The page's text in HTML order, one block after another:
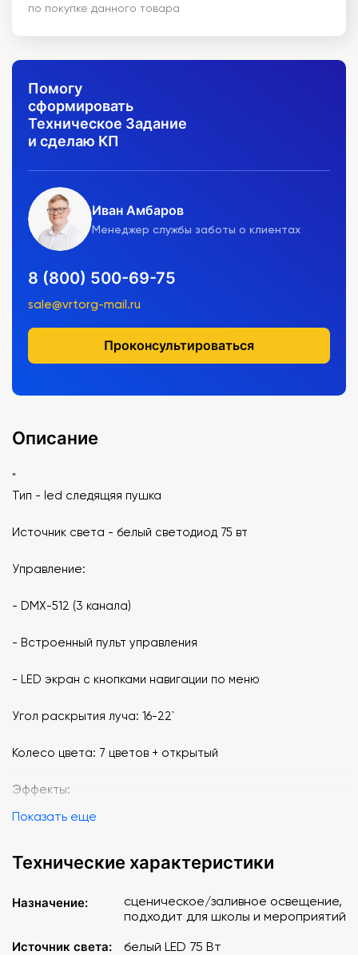
по покупке данного товара
Помогу
сформировать
Техническое Задание
и сделаю КП
Иван Амбаров
Менеджер службы заботы о клиентах
8 (800) 500-69-75
sale@vrtorg-mail.ru
Проконсультироваться
Описание
"
Тип - led следящяя пушка
Источник света - белый светодиод 75 вт
Управление:
- DMX-512 (3 канала)
- Встроенный пульт управления
- LED экран с кнопками навигации по меню
Угол раскрытия луча: 16-22`
Колесо цвета: 7 цветов + открытый
Эффекты:
- фокус ручной
- электронный строб эффект(0-20 Гц)
- электронный диммер (0 –100%)
Показать еще
Технические характеристики
Назначение:
сценическое/заливное освещение,
подходит для школы и мероприятий
Источник света:
белый LED 75 Вт